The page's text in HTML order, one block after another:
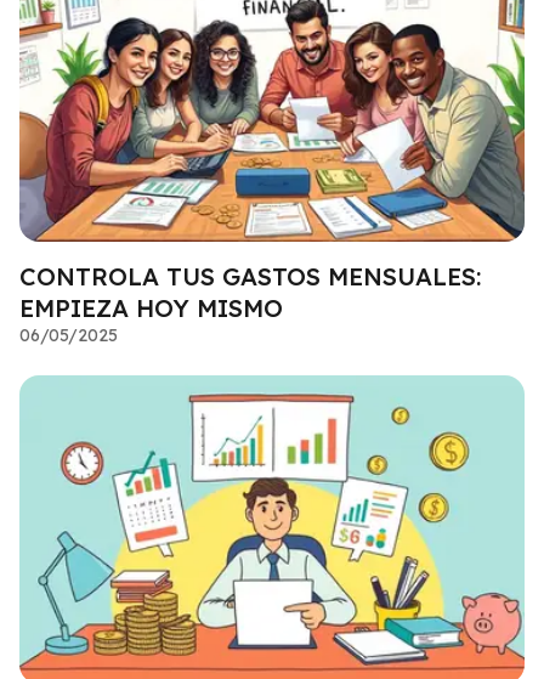
CONTROLA TUS GASTOS MENSUALES:
EMPIEZA HOY MISMO
06/05/2025